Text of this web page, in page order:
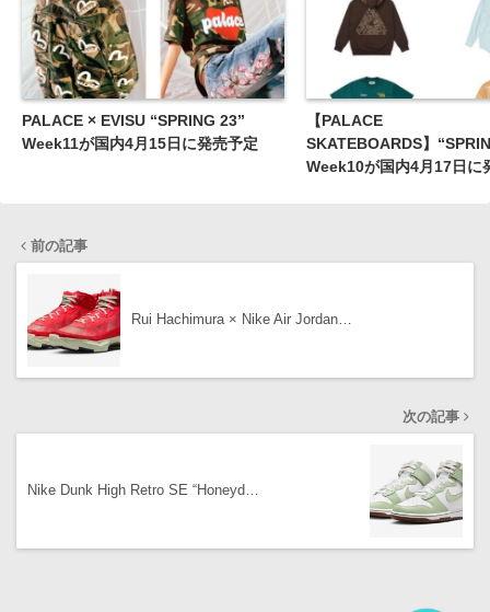
PALACE × EVISU “SPRING 23”
Week11が国内4月15日に発売予定
【PALACE
SKATEBOARDS】
Week10が国内4月17日に
前の記事
Rui Hachimura × Nike Air Jordan…
次の記事
Nike Dunk High Retro SE “Honeyd…